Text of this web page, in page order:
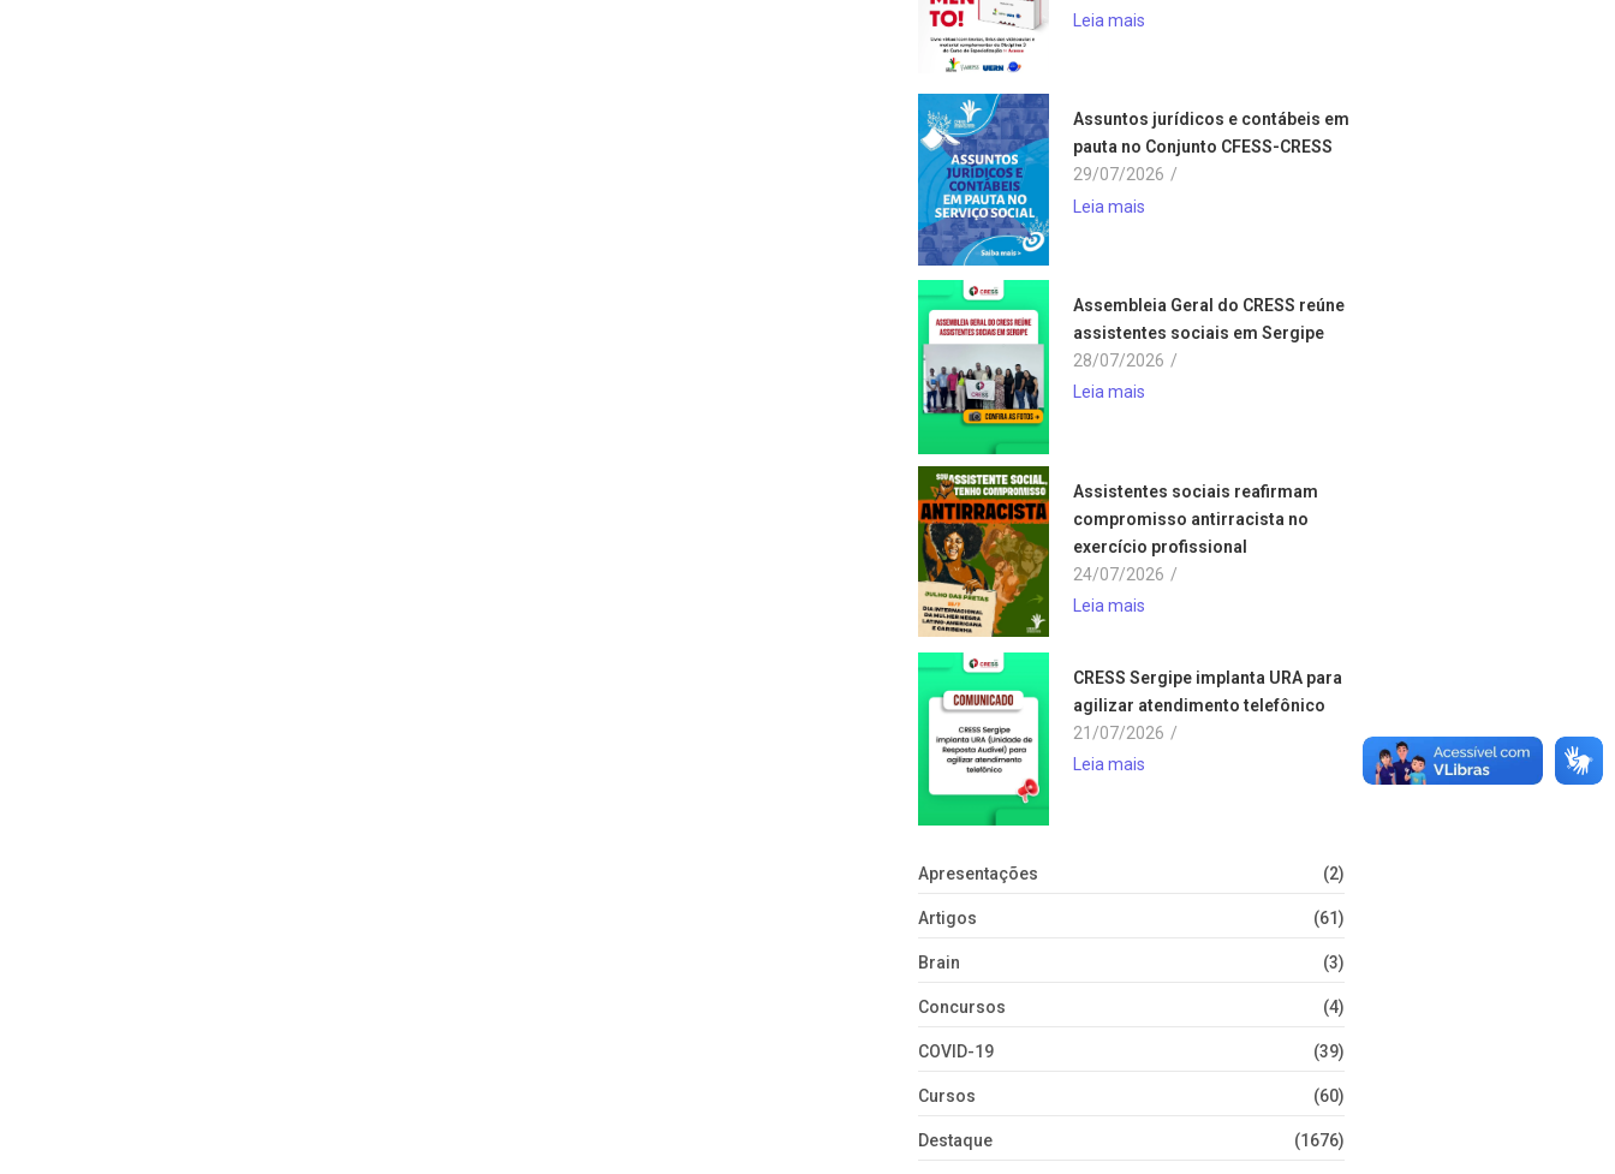
Leia mais
Assuntos jurídicos e contábeis em
pauta no Conjunto CFESS-CRESS
29/07/2026 /
Leia mais
Assembleia Geral do CRESS reúne
assistentes sociais em Sergipe
28/07/2026 /
Leia mais
Assistentes sociais reafirmam
compromisso antirracista no
exercício profissional
24/07/2026 /
Leia mais
CRESS Sergipe implanta URA para
agilizar atendimento telefônico
21/07/2026 /
Leia mais
Apresentações (2)
Artigos (61)
Brain (3)
Concursos (4)
COVID-19 (39)
Cursos (60)
Destaque (1676)